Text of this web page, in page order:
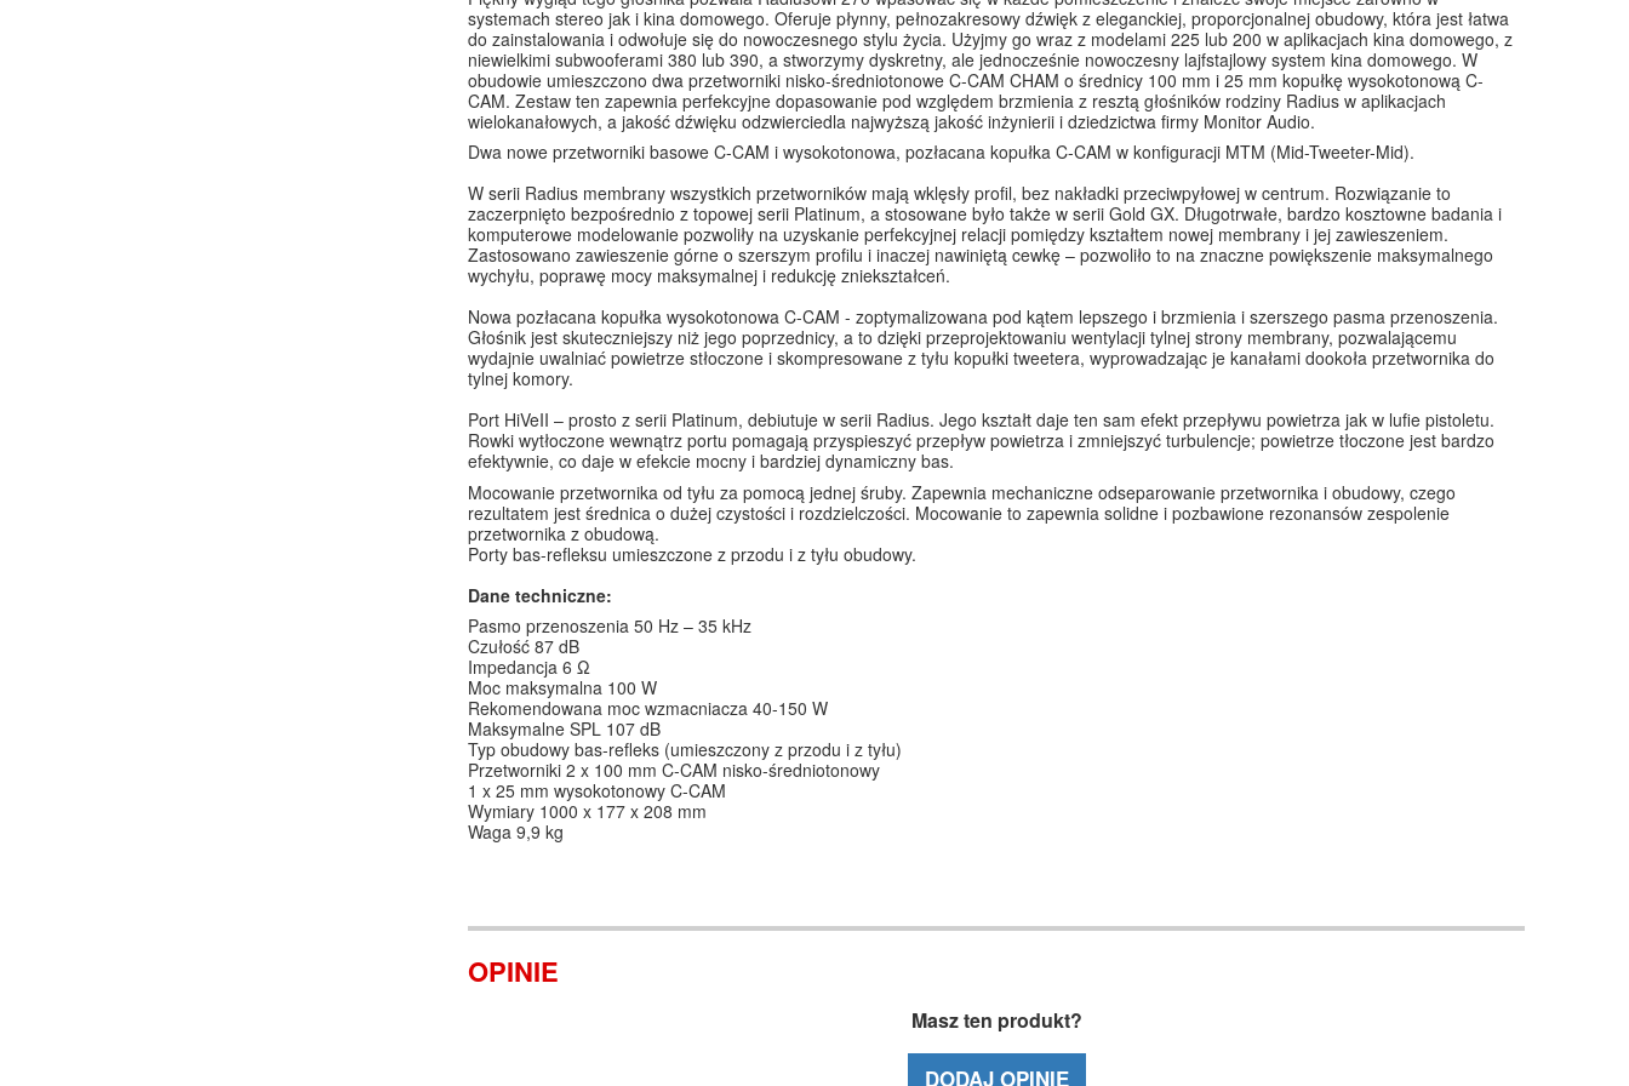
systemach stereo jak i kina domowego. Oferuje płynny, pełnozakresowy dźwięk z eleganckiej, proporcjonalnej obudowy, która jest łatwa
do zainstalowania i odwołuje się do nowoczesnego stylu życia. Użyjmy go wraz z modelami 225 lub 200 w aplikacjach kina domowego, z
niewielkimi subwooferami 380 lub 390, a stworzymy dyskretny, ale jednocześnie nowoczesny lajfstajlowy system kina domowego. W
obudowie umieszczono dwa przetworniki nisko-średniotonowe C-CAM CHAM o średnicy 100 mm i 25 mm kopułkę wysokotonową C-
CAM. Zestaw ten zapewnia perfekcyjne dopasowanie pod względem brzmienia z resztą głośników rodziny Radius w aplikacjach
wielokanałowych, a jakość dźwięku odzwierciedla najwyższą jakość inżynierii i dziedzictwa firmy Monitor Audio.
Dwa nowe przetworniki basowe C-CAM i wysokotonowa, pozłacana kopułka C-CAM w konfiguracji MTM (Mid-Tweeter-Mid).
W serii Radius membrany wszystkich przetworników mają wklęsły profil, bez nakładki przeciwpyłowej w centrum. Rozwiązanie to
zaczerpnięto bezpośrednio z topowej serii Platinum, a stosowane było także w serii Gold GX. Długotrwałe, bardzo kosztowne badania i
komputerowe modelowanie pozwoliły na uzyskanie perfekcyjnej relacji pomiędzy kształtem nowej membrany i jej zawieszeniem.
Zastosowano zawieszenie górne o szerszym profilu i inaczej nawiniętą cewkę – pozwoliło to na znaczne powiększenie maksymalnego
wychyłu, poprawę mocy maksymalnej i redukcję zniekształceń.
Nowa pozłacana kopułka wysokotonowa C-CAM - zoptymalizowana pod kątem lepszego i brzmienia i szerszego pasma przenoszenia.
Głośnik jest skuteczniejszy niż jego poprzednicy, a to dzięki przeprojektowaniu wentylacji tylnej strony membrany, pozwalającemu
wydajnie uwalniać powietrze stłoczone i skompresowane z tyłu kopułki tweetera, wyprowadzając je kanałami dookoła przetwornika do
tylnej komory.
Port HiVeII – prosto z serii Platinum, debiutuje w serii Radius. Jego kształt daje ten sam efekt przepływu powietrza jak w lufie pistoletu.
Rowki wytłoczone wewnątrz portu pomagają przyspieszyć przepływ powietrza i zmniejszyć turbulencje; powietrze tłoczone jest bardzo
efektywnie, co daje w efekcie mocny i bardziej dynamiczny bas.
Mocowanie przetwornika od tyłu za pomocą jednej śruby. Zapewnia mechaniczne odseparowanie przetwornika i obudowy, czego
rezultatem jest średnica o dużej czystości i rozdzielczości. Mocowanie to zapewnia solidne i pozbawione rezonansów zespolenie
przetwornika z obudową.
Porty bas-refleksu umieszczone z przodu i z tyłu obudowy.
Dane techniczne:
Pasmo przenoszenia 50 Hz – 35 kHz
Czułość 87 dB
Impedancja 6 Ω
Moc maksymalna 100 W
Rekomendowana moc wzmacniacza 40-150 W
Maksymalne SPL 107 dB
Typ obudowy bas-refleks (umieszczony z przodu i z tyłu)
Przetworniki 2 x 100 mm C-CAM nisko-średniotonowy
1 x 25 mm wysokotonowy C-CAM
Wymiary 1000 x 177 x 208 mm
Waga 9,9 kg
OPINIE
Masz ten produkt?
DODAJ OPINIĘ